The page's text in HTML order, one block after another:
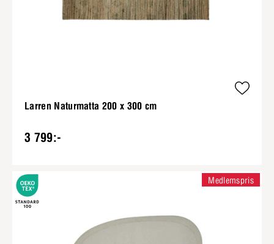
Larren Naturmatta 200 x 300 cm
3 799:-
Medlemspris